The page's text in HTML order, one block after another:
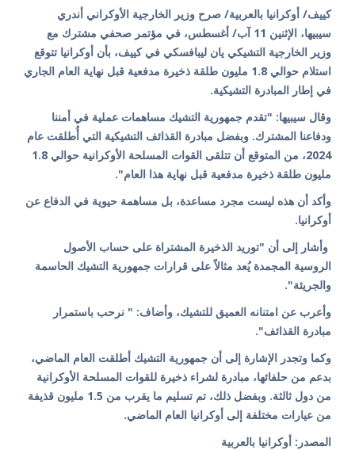
كييف/ أوكرانيا بالعربية/ صرح وزير الخارجية الأوكراني أندري
سيبيها، الإثنين 11 آب/ أغسطس، في مؤتمر صحفي مشترك مع
وزير الخارجية التشيكي يان ليبافسكي في كييف، بأن أوكرانيا تتوقع
استلام حوالي 1.8 مليون طلقة ذخيرة مدفعية قبل نهاية العام الجاري
في إطار المبادرة التشيكية.
وقال سيبيها: "تقدم جمهورية التشيك مساهمات عملية في أمننا
ودفاعنا المشترك. وبفضل مبادرة القذائف التشيكية التي أُطلقت عام
2024، من المتوقع أن تتلقى القوات المسلحة الأوكرانية حوالي 1.8
مليون طلقة ذخيرة مدفعية قبل نهاية هذا العام".
وأكد أن هذه ليست مجرد مساعدة، بل مساهمة حيوية في الدفاع عن
أوكرانيا.
وأشار إلى أن "توريد الذخيرة المشتراة على حساب الأصول
الروسية المجمدة يُعد مثالاً على قرارات جمهورية التشيك الحاسمة
والجريئة".
وأعرب عن امتنانه العميق للتشيك، وأضاف: " نرحب باستمرار
مبادرة القذائف".
وكما وتجدر الإشارة إلى أن جمهورية التشيك أطلقت العام الماضي،
بدعم من حلفائها، مبادرة لشراء ذخيرة للقوات المسلحة الأوكرانية
من دول ثالثة. وبفضل ذلك، تم تسليم ما يقرب من 1.5 مليون قذيفة
من عيارات مختلفة إلى أوكرانيا العام الماضي.
المصدر: أوكرانيا بالعربية